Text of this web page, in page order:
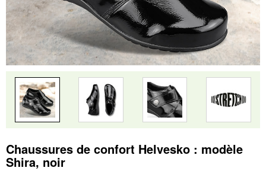
Chaussures de confort Helvesko : modèle
Shira, noir